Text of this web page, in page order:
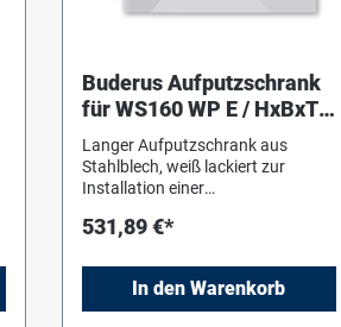
Buderus Aufputzschrank
für WS160 WP E / HxBxT:
1425 x 900 x 200 mm,
weiß
Langer Aufputzschrank aus
Stahlblech, weiß lackiert zur
Installation einer
kompakt WS160WPE mit
und Muttern für die Aufhängung
von Montageplatten und Zubehör-
531,89 €*
In den Warenkorb